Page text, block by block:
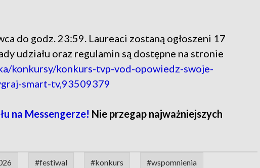
do godz. 23:59. Laureaci zostaną ogłoszeni 17
udziału oraz regulamin są dostępne na stronie
konkursy/konkurs-tvp-vod-opowiedz-swoje-
smart-tv,93509379
na Messengerze! Nie przegap najważniejszych
#festiwal #konkurs #wspomnienia